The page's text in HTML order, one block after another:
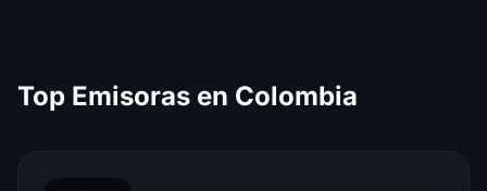
Top Emisoras en Colombia